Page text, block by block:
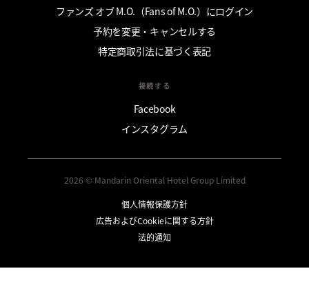
ファンズ オブ M.O.（Fans of M.O.）にログイン
予約を変更・キャンセルする
特定商取引法に基づく表記
接続する
Facebook
インスタグラム
2026 © Mandarin Oriental Hotel Group Limited
個人情報保護方針
広告およびCookieに関する方針
法的通知